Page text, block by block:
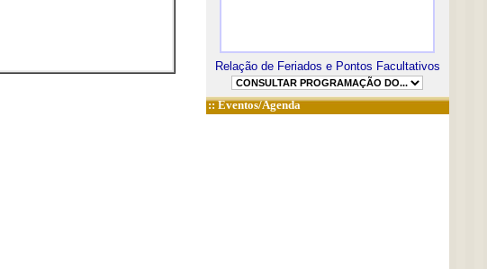
Relação de Feriados e Pontos Facultativos
::Eventos/Agenda